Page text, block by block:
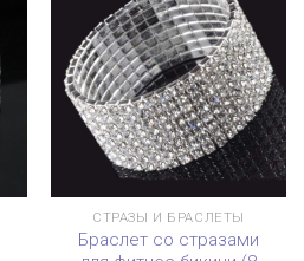
СТРАЗЫ И БРАСЛЕТЫ
Браслет со стразами